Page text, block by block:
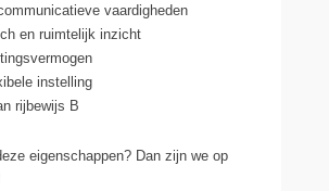
vaardigheden
en ruimtelijk inzicht
instelling
rijbewijs B
eigenschappen? Dan zijn we op